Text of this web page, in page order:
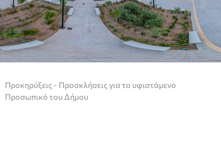
Προκηρύξεις - Προσκλήσεις για το υφιστάμενο
Προσωπικό του Δήμου